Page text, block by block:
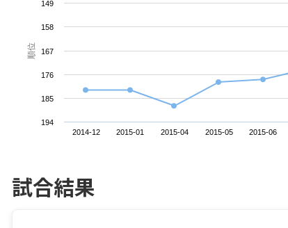
順位
2014-12 2015-01 2015-04 2015-05 2015-06
149
158
167
176
185
194
試合結果